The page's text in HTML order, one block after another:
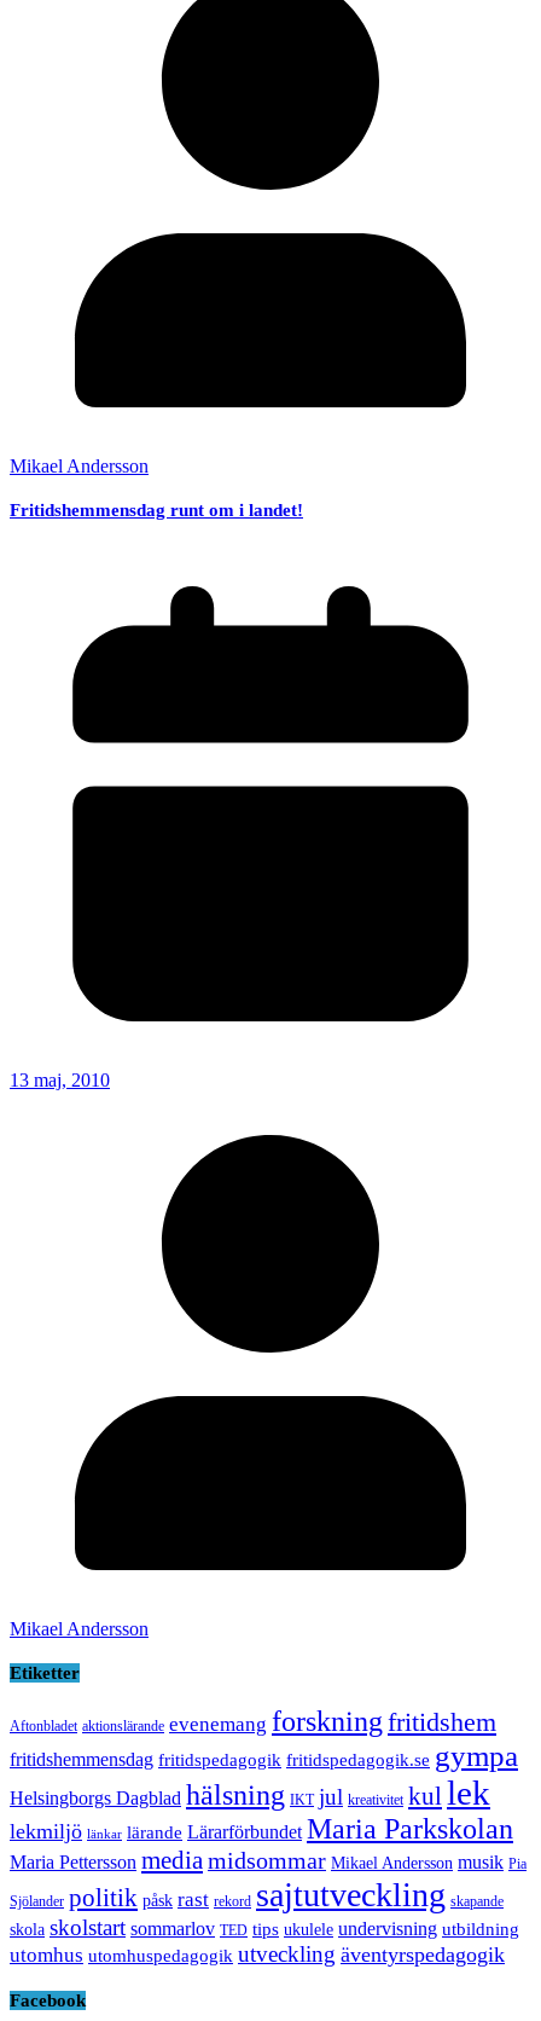
Mikael Andersson
Fritidshemmensdag runt om i landet!
13 maj, 2010
Mikael Andersson
Etiketter
Aftonbladet aktionslärande evenemang forskningfritidshem
fritidshemmensdag fritidspedagogik fritidspedagogik.se gympa
Helsingborgs Dagblad hälsning IKT jul kreativitet kul lek
lekmiljö länkar lärande Lärarförbundet Maria Parkskolan
Maria Pettersson mediamidsommar Mikael Andersson musik Pia
Sjölander politik påsk rast rekord sajtutveckling skapande
skola skolstart sommarlov TED tips ukulele undervisning utbildning
utomhus utomhuspedagogik utveckling äventyrspedagogik
Facebook